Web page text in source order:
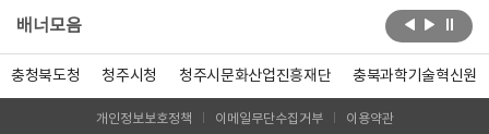
배너모음
충청북도청 청주시청 청주시문화산업진흥재단 충북과학기술혁신원
개인정보보호정책 이메일무단수집거부 이용약관